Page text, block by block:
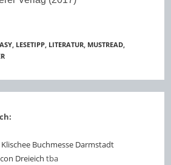
, LESETIPP, LITERATUR, MUSTREAD,
Klischee Buchmesse Darmstadt
Dreieich tba